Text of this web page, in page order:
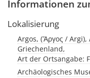
Informationen
Lokalisierung
Argos, (Ἄργος /
Griechenland,
Art der Ortsangabe:
Archäologisches